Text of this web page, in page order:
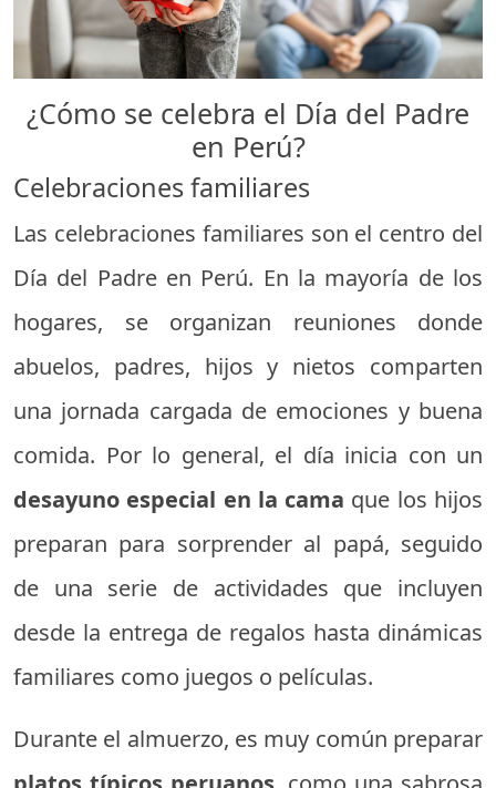
¿Cómo se celebra el Día del Padre
en Perú?
Celebraciones familiares
Las celebraciones familiares son el centro del
Día del Padre en Perú. En la mayoría de los
hogares, se organizan reuniones donde
abuelos, padres, hijos y nietos comparten
una jornada cargada de emociones y buena
comida. Por lo general, el día inicia con un
desayuno especial en la cama que los hijos
preparan para sorprender al papá, seguido
de una serie de actividades que incluyen
desde la entrega de regalos hasta dinámicas
familiares como juegos o películas.
Durante el almuerzo, es muy común preparar